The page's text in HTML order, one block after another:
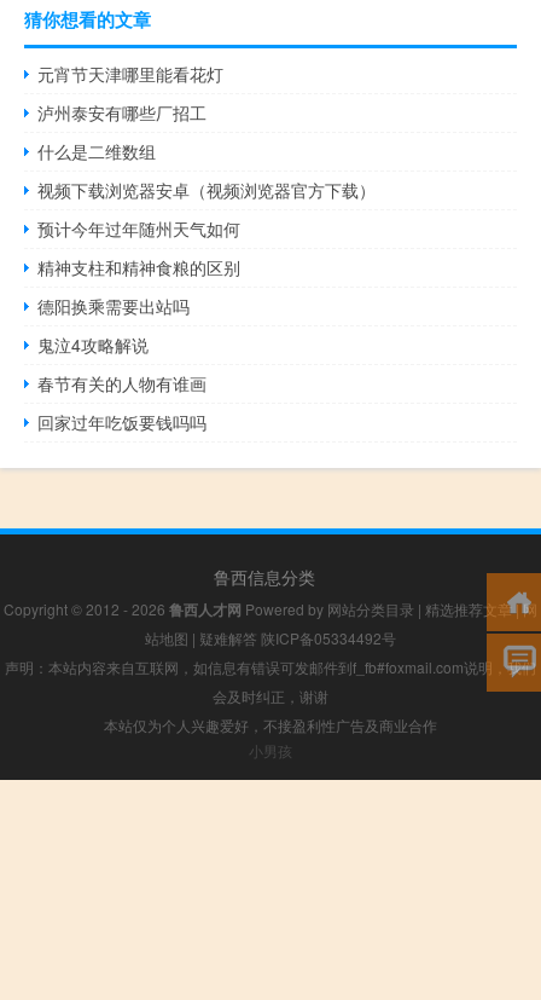
猜你想看的文章
元宵节天津哪里能看花灯
泸州泰安有哪些厂招工
什么是二维数组
视频下载浏览器安卓（视频浏览器官方下载）
预计今年过年随州天气如何
精神支柱和精神食粮的区别
德阳换乘需要出站吗
鬼泣4攻略解说
春节有关的人物有谁画
回家过年吃饭要钱吗吗
鲁西信息分类
Copyright © 2012 - 2026 鲁西人才网 Powered by 网站分类目录 | 精选推荐文章|网
站地图 | 疑难解答 陕ICP备05334492号
声明：本站内容来自互联网，如信息有错误可发邮件到f_fb#foxmail.com说明，我们
会及时纠正，谢谢
本站仅为个人兴趣爱好，不接盈利性广告及商业合作
小男孩